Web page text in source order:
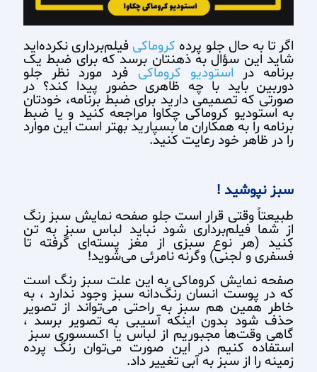
اگر تا به حال جلو پرده کروماکی فیلم‌برداری نکرده‌اید
شاید این سؤال به ذهنتان برسد که برای ضبط یک
برنامه در استودیو کروماکی فرد مورد نظر جلو
دوربین باید با چه ظاهری حضور پیدا کند؟ در
صورتی که تصمیمی دارید برای ضبط برنامه، خودتان
به استودیو کروماکی چکاوا مراجعه کنید و یا ضبط
برنامه را به همکاران ما بسپارید بهتر است این موارد
را در ظاهر خود رعایت کنید.
سبز نپوشید !
طبیعتاً وقتی قرار است جلو صفحه نمایش سبز رنگ
از شما فیلم‌برداری شود نباید لباس سبز به تن
کنید (هر نوع سبزی از مغز پسته‌ای گرفته تا
فسفری و لجنی) وگرنه نامرئی می‌شوید!
صفحه نمایش کروماکی به این علت سبز رنگ است
که در پوست انسان رنگ‌دانه سبز وجود ندارد ، به
خاطر همین هم سبز به راحتی می‌تواند از تصویر
حذف شود بدون اینکه آسیبی به تصویر برسد ،
گاهی وقت‌ها مجبوریم از لباس یا اکسسوری سبز
استفاده کنیم در این صورت می‌توان رنگ پرده
زمینه را از سبز به آبی تغییر داد.